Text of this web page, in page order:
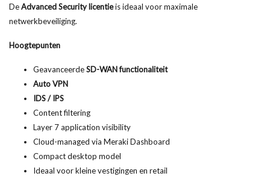
DeAdvanced Security licentieis ideaal voor maximale
netwerkbeveiliging.
Hoogtepunten
GeavanceerdeSD-WAN functionaliteit
Auto VPN
IDS / IPS
Content filtering
Layer 7 application visibility
Cloud-managed via Meraki Dashboard
Compact desktop model
Ideaal voor kleine vestigingen en retail